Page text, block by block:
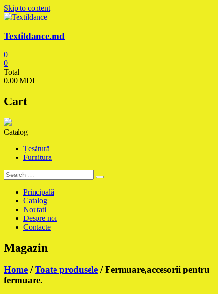
Skip to content
Textildance.md
0
0
Total
0.00 MDL
Cart
Catalog
Țesătură
Furnitura
Principală
Catalog
Noutati
Despre noi
Contacte
Magazin
Home /Toate produsele / Fermuare,accesorii pentru
fermuare.